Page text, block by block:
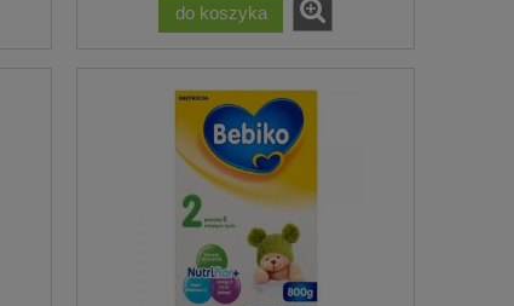
do koszyka